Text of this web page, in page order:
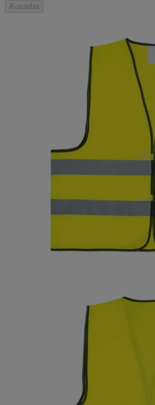
Kosárba